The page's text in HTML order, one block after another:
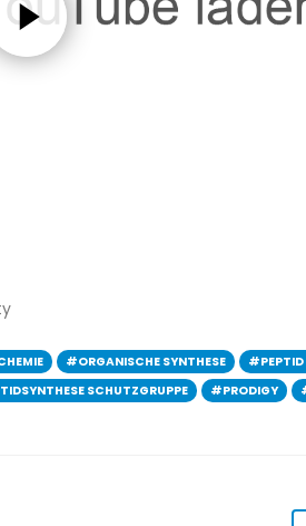
#ORGANISCHE SYNTHESE
#PEPTID
SCHUTZGRUPPE #PRODIGY